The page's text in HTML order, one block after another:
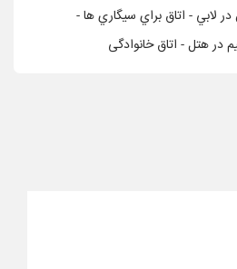
لابي - اتاق براي سيگاري ها -
در هتل - اتاق خانوادگی